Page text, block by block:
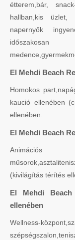
étterem,bár,
hallban,kis üzlet,
napernyők
El Mehdi Beach
Homokos
kaució ellenében
ellenében.
El Mehdi Beach
Animációs
(kivilágítás térítés
El Mehdi
ellenében
Wellness-